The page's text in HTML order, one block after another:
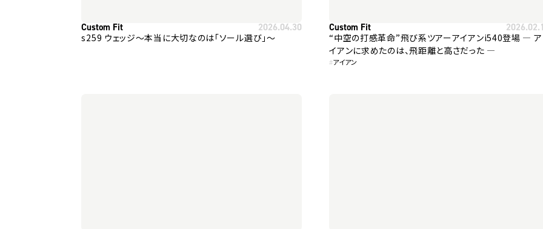
Custom Fit 2026.04.30
s259 ウェッジ～本当に大切なのは「ソール選び」～
Custom Fit
“中空の打感革命”飛び系ツアーアイアンi540登場 ― ア
イアンに求めたのは、飛距離と高さだった ―
#アイアン